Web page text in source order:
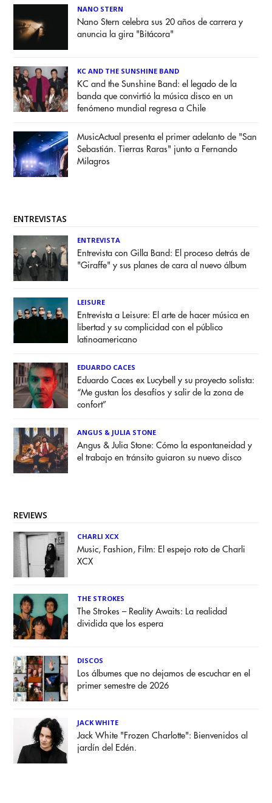
NANO STERN
Nano Stern celebra sus 20 años de carrera y
anuncia la gira "Bitácora"
KC AND THE SUNSHINE BAND
KC and the Sunshine Band: el legado de la
banda que convirtió la música disco en un
fenómeno mundial regresa a Chile
MusicActual presenta el primer adelanto de "San
Sebastián. Tierras Raras" junto a Fernando
Milagros
ENTREVISTAS
ENTREVISTA
Entrevista con Gilla Band: El proceso detrás de
"Giraffe" y sus planes de cara al nuevo álbum
LEISURE
Entrevista a Leisure: El arte de hacer música en
libertad y su complicidad con el público
latinoamericano
EDUARDO CACES
Eduardo Caces ex Lucybell y su proyecto solista:
“Me gustan los desafíos y salir de la zona de
confort”
ANGUS & JULIA STONE
Angus & Julia Stone: Cómo la espontaneidad y
el trabajo en tránsito guiaron su nuevo disco
REVIEWS
CHARLI XCX
Music, Fashion, Film: El espejo roto de Charli
XCX
THE STROKES
The Strokes – Reality Awaits: La realidad
dividida que los espera
DISCOS
Los álbumes que no dejamos de escuchar en el
primer semestre de 2026
JACK WHITE
Jack White "Frozen Charlotte": Bienvenidos al
jardín del Edén.